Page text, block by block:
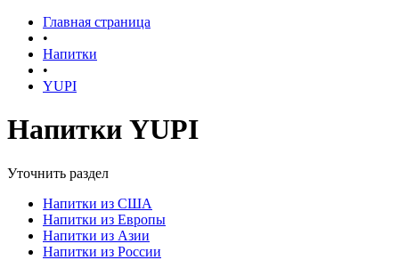
Главная страница
•
Напитки
•
YUPI
Напитки YUPI
Уточнить раздел
Напитки из США
Напитки из Европы
Напитки из Азии
Напитки из России